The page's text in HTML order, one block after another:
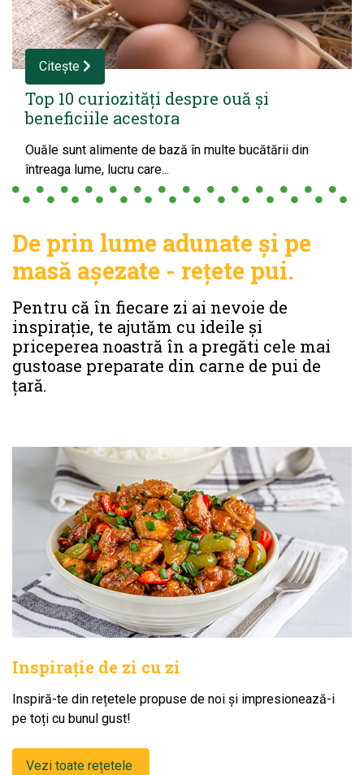
Citește
Top 10 curiozități despre ouă și
beneficiile acestora
Ouăle sunt alimente de bază în multe bucătării din
întreaga lume, lucru care...
De prin lume adunate și pe
masă așezate - rețete pui.
Pentru că în fiecare zi ai nevoie de
inspirație, te ajutăm cu ideile și
priceperea noastră în a pregăti cele mai
gustoase preparate din carne de pui de
țară.
Inspirație de zi cu zi
Inspiră-te din rețetele propuse de noi și impresionează-i
pe toți cu bunul gust!
Vezi toate rețetele